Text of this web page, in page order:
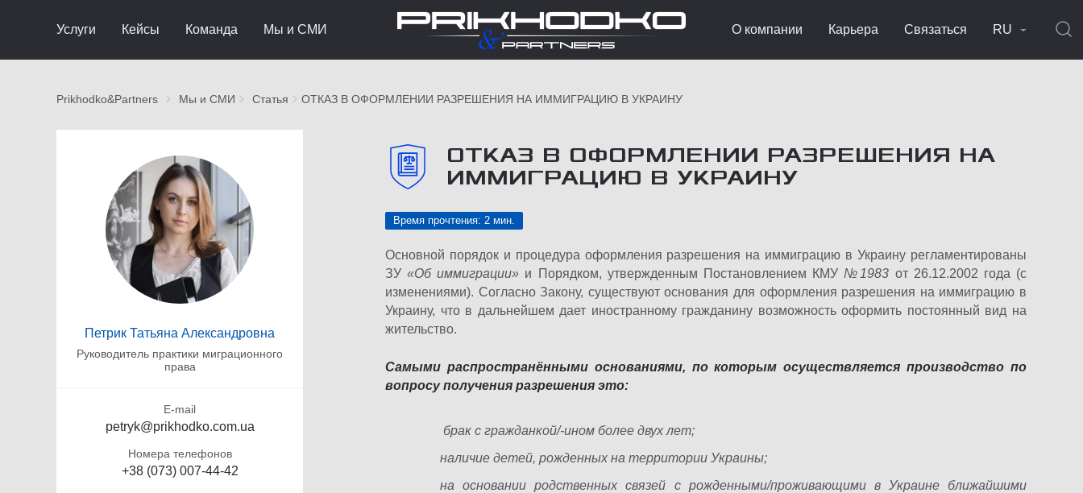
Услуги Кейсы Команда Мы и СМИ О компании Карьера Связаться RU
Prikhodko&Partners Мы и СМИ Статья ОТКАЗ В ОФОРМЛЕНИИ РАЗРЕШЕНИЯ НА ИММИГРАЦИЮ В УКРАИНУ
Петрик Татьяна Александровна
Руководитель практики миграционного
права
E-mail
petryk@prikhodko.com.ua
Номера телефонов
+38 (073) 007-44-42
ОТКАЗ В ОФОРМЛЕНИИ РАЗРЕШЕНИЯ НА
ИММИГРАЦИЮ В УКРАИНУ
Время прочтения: 2 мин.
Основной порядок и процедура оформления разрешения на иммиграцию в Украину регламентированы
ЗУ«Об иммиграции» и Порядком, утвержденным Постановлением КМУ № 1983 от 26.12.2002 года (с
изменениями). Согласно Закону, существуют основания для оформления разрешения на иммиграцию в
Украину, что в дальнейшем дает иностранному гражданину возможность оформить постоянный вид на
жительство.
Самыми распространёнными основаниями, по которым осуществляется производство по
вопросу получения разрешения это:
брак с гражданкой/-ином более двух лет;
наличие детей, рожденных на территории Украины;
на основании родственных связей с рожденными/проживающими в Украине ближайшими